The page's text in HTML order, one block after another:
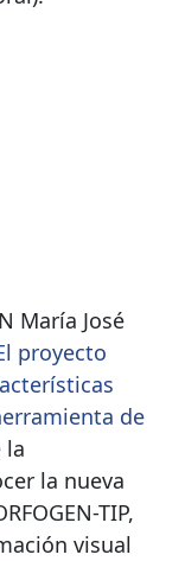
María José
proyecto
de
la
la nueva
TIP,
visual